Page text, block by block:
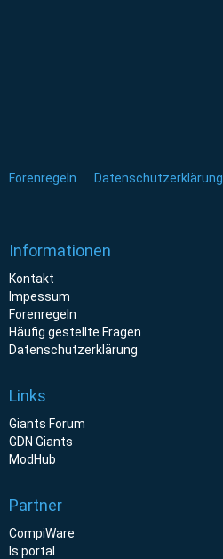
Forenregeln Datenschutzerklärung
Informationen
Kontakt
Impessum
Forenregeln
Häufig gestellte Fragen
Datenschutzerklärung
Links
Giants Forum
GDN Giants
ModHub
Partner
CompiWare
ls portal